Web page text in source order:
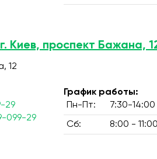
Киев, проспект Бажана,
12
29
099-29
График работы:
Пн-Пт:
7:30-14:00
Сб: 8:00 - 11:00